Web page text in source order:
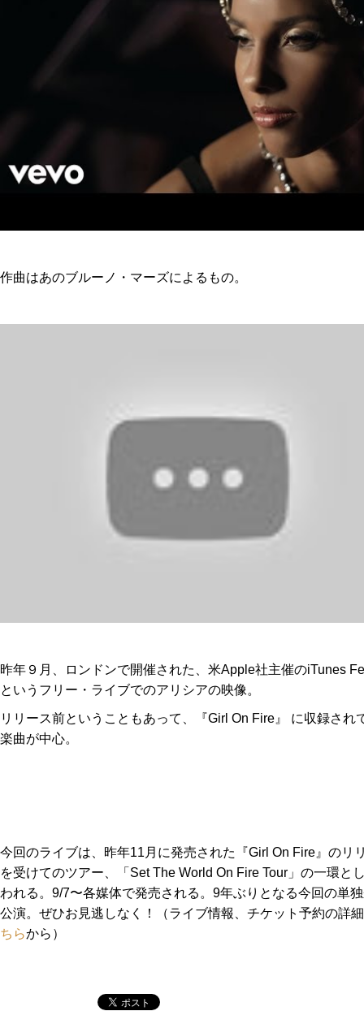
作曲はあのブルーノ・マーズによるもの。
昨年９月、ロンドンで開催された、米Apple社主催のiTunes
というフリー・ライブでのアリシアの映像。
リリース前ということもあって、『Girl On Fire』 に収録され
楽曲が中心。
今回のライブは、昨年11月に発売された『Girl On Fire』のリ
を受けてのツアー、「Set The World On Fire Tour」の一環と
われる。9/7〜各媒体で発売される。9年ぶりとなる今回の単
公演。ぜひお見逃しなく！（ライブ情報、チケット予約の詳
ちらから）